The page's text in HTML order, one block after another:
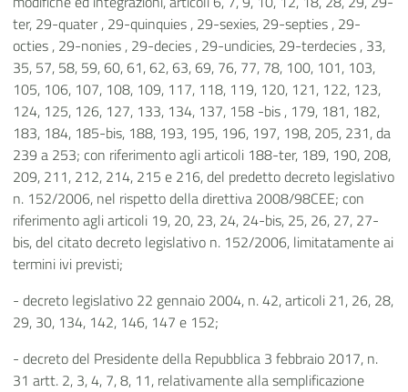
ter, 29-quater , 29-quinquies , 29-sexies, 29-septies , 29-
octies , 29-nonies , 29-decies , 29-undicies, 29-terdecies , 33,
35, 57, 58, 59, 60, 61, 62, 63, 69, 76, 77, 78, 100, 101, 103,
105, 106, 107, 108, 109, 117, 118, 119, 120, 121, 122, 123,
124, 125, 126, 127, 133, 134, 137, 158 -bis , 179, 181, 182,
183, 184, 185-bis, 188, 193, 195, 196, 197, 198, 205, 231, da
239 a 253; con riferimento agli articoli 188-ter, 189, 190, 208,
209, 211, 212, 214, 215 e 216, del predetto decreto legislativo
n. 152/2006, nel rispetto della direttiva 2008/98CEE; con
riferimento agli articoli 19, 20, 23, 24, 24-bis, 25, 26, 27, 27-
bis, del citato decreto legislativo n. 152/2006, limitatamente ai
termini ivi previsti;
- decreto legislativo 22 gennaio 2004, n. 42, articoli 21, 26, 28,
29, 30, 134, 142, 146, 147 e 152;
- decreto del Presidente della Repubblica 3 febbraio 2017, n.
31 artt. 2, 3, 4, 7, 8, 11, relativamente alla semplificazione